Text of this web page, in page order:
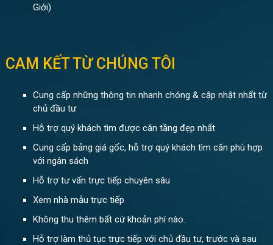
Giới)
CAM KẾT TỪ CHÚNG TÔI
Cung cấp những thông tin nhanh chóng & cập nhật nhất từ
chủ đầu tư
Hỗ trợ quý khách tìm được căn tầng đẹp nhất
Cung cấp bảng giá gốc, hỗ trợ quý khách tìm căn phù hợp
với ngân sách
Hỗ trợ tư vấn trực tiếp chuyên sâu
Xem nhà mẫu trực tiếp
Không thu thêm bất cứ khoản phí nào.
Hỗ trợ làm thủ tục trực tiếp với chủ đầu tư, trước và sau